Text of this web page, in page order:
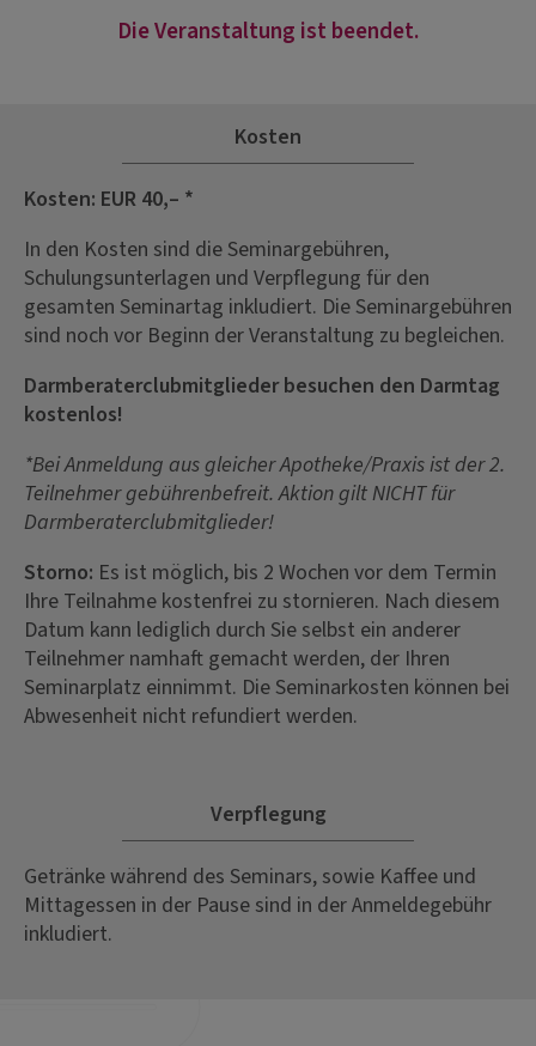
Die Veranstaltung ist beendet.
Kosten
Kosten: EUR 40,– *
In den Kosten sind die Seminargebühren,
Schulungsunterlagen und Verpflegung für den
gesamten Seminartag inkludiert. Die Seminargebühren
sind noch vor Beginn der Veranstaltung zu begleichen.
Darmberaterclubmitglieder besuchen den Darmtag
kostenlos!
*Bei Anmeldung aus gleicher Apotheke/Praxis ist der 2.
Teilnehmer gebührenbefreit. Aktion gilt NICHT für
Darmberaterclubmitglieder!
Storno: Es ist möglich, bis 2 Wochen vor dem Termin
Ihre Teilnahme kostenfrei zu stornieren. Nach diesem
Datum kann lediglich durch Sie selbst ein anderer
Teilnehmer namhaft gemacht werden, der Ihren
Seminarplatz einnimmt. Die Seminarkosten können bei
Abwesenheit nicht refundiert werden.
Verpflegung
Getränke während des Seminars, sowie Kaffee und
Mittagessen in der Pause sind in der Anmeldegebühr
inkludiert.